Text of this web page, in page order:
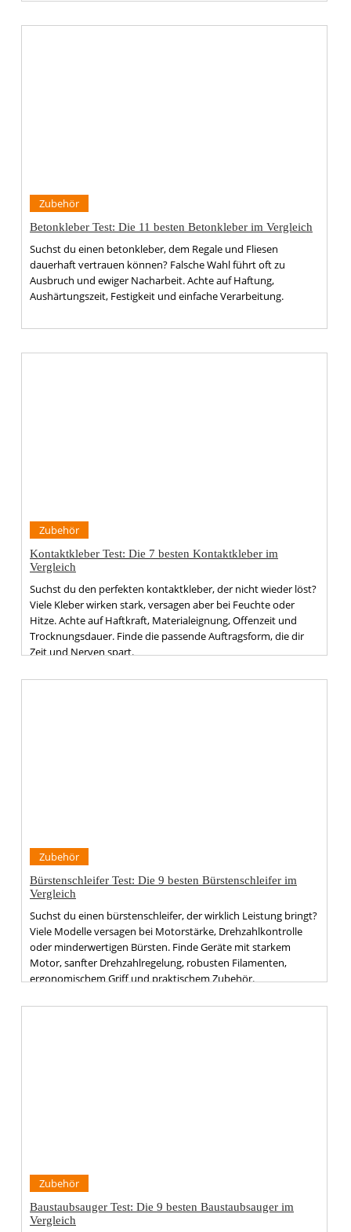
Zubehör
Betonkleber Test: Die 11 besten Betonkleber im Vergleich
Suchst du einen betonkleber, dem Regale und Fliesen
dauerhaft vertrauen können? Falsche Wahl führt oft zu
Ausbruch und ewiger Nacharbeit. Achte auf Haftung,
Aushärtungszeit, Festigkeit und einfache Verarbeitung.
Zubehör
Kontaktkleber Test: Die 7 besten Kontaktkleber im
Vergleich
Suchst du den perfekten kontaktkleber, der nicht wieder löst?
Viele Kleber wirken stark, versagen aber bei Feuchte oder
Hitze. Achte auf Haftkraft, Materialeignung, Offenzeit und
Trocknungsdauer. Finde die passende Auftragsform, die dir
Zeit und Nerven spart.
Zubehör
Bürstenschleifer Test: Die 9 besten Bürstenschleifer im
Vergleich
Suchst du einen bürstenschleifer, der wirklich Leistung bringt?
Viele Modelle versagen bei Motorstärke, Drehzahlkontrolle
oder minderwertigen Bürsten. Finde Geräte mit starkem
Motor, sanfter Drehzahlregelung, robusten Filamenten,
ergonomischem Griff und praktischem Zubehör.
Zubehör
Baustaubsauger Test: Die 9 besten Baustaubsauger im
Vergleich